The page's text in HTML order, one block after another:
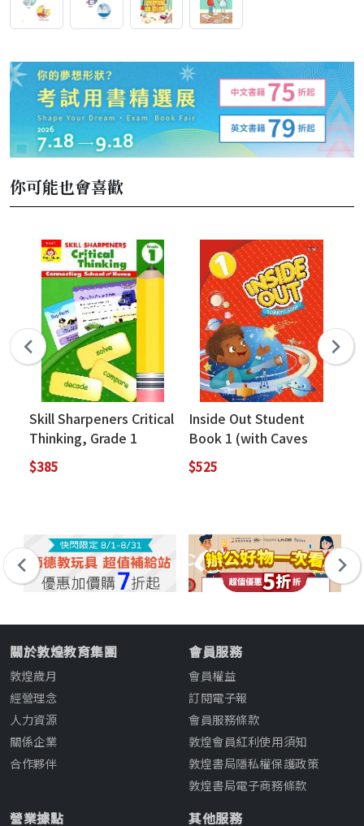
你可能也會喜歡
Skill Sharpeners Critical
Thinking, Grade 1
$385
Inside Out Student
Book 1 (with Caves
WebSource+Caves
Online Practice)
$525
關於敦煌教育集團
敦煌歲月
經營理念
人力資源
關係企業
合作夥伴
會員服務
會員權益
訂閱電子報
會員服務條款
敦煌會員紅利使用須知
敦煌書局隱私權保護政策
敦煌書局電子商務條款
營業據點 其他服務